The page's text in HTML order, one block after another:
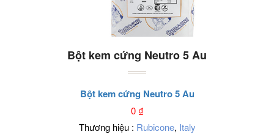
Bột kem cứng Neutro 5 Au
Bột kem cứng Neutro 5 Au
0₫
Thương hiệu : Rubicone, Italy